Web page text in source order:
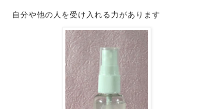
自分や他の人を受け入れる力があります